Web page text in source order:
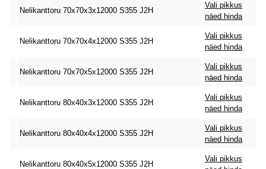
Nelikanttoru 70x70x3x12000 S355 J2H
Vali pikkus
näed hinda
Nelikanttoru 70x70x4x12000 S355 J2H
Vali pikkus
näed hinda
Nelikanttoru 70x70x5x12000 S355 J2H
Vali pikkus
näed hinda
Nelikanttoru 80x40x3x12000 S355 J2H
Vali pikkus
näed hinda
Nelikanttoru 80x40x4x12000 S355 J2H
Vali pikkus
näed hinda
Nelikanttoru 80x40x5x12000 S355 J2H
Vali pikkus